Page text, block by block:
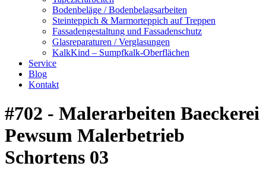
Bodenbeläge / Bodenbelagsarbeiten
Steinteppich & Marmorteppich auf Treppen
Fassadengestaltung und Fassadenschutz
Glasreparaturen / Verglasungen
KalkKind – Sumpfkalk-Oberflächen
Service
Blog
Kontakt
#702 - Malerarbeiten Baeckerei
Pewsum Malerbetrieb
Schortens 03